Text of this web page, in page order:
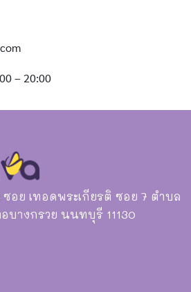
– 20:00
อย เทอดพระเกียรติ ซอย 7 ตำบล
บางกรวย นนทบุรี 11130